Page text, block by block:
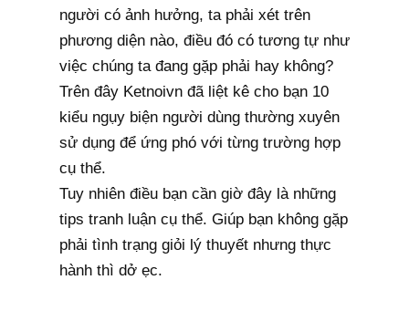
người có ảnh hưởng, ta phải xét trên
phương diện nào, điều đó có tương tự như
việc chúng ta đang gặp phải hay không?
Trên đây Ketnoivn đã liệt kê cho bạn 10
kiểu ngụy biện người dùng thường xuyên
sử dụng để ứng phó với từng trường hợp
cụ thể.
Tuy nhiên điều bạn cần giờ đây là những
tips tranh luận cụ thể. Giúp bạn không gặp
phải tình trạng giỏi lý thuyết nhưng thực
hành thì dở ẹc.